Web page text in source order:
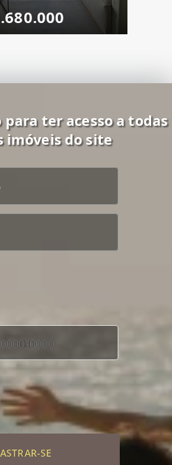
para ter acesso a todas
imóveis do site
SE